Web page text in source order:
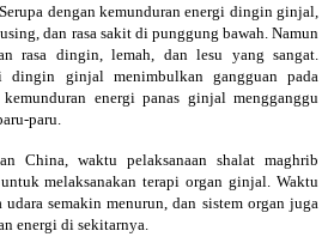
dengan kemunduran energi dingin ginjal,
dan rasa sakit di punggung bawah. Namun
rasa dingin, lemah, dan lesu yang sangat.
dingin ginjal menimbulkan gangguan pada
energi panas ginjal mengganggu
paru.
China, waktu pelaksanaan shalat maghrib
melaksanakan terapi organ ginjal. Waktu
udara semakin menurun, dan sistem organ juga
energi di sekitarnya.